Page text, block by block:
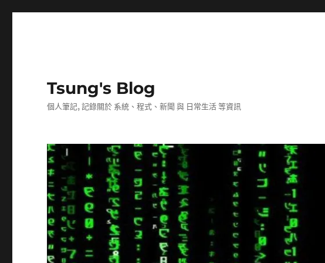
Tsung's Blog
個人筆記, 記錄關於 系統、程式、新聞 與 日常生活 等資訊